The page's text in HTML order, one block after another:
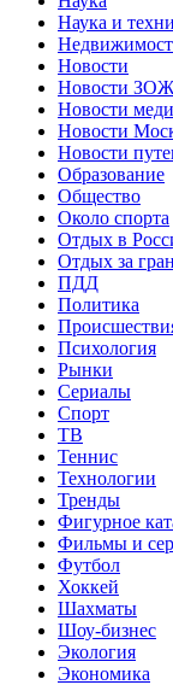
Наука и
Новости
Новости ЗОЖ
Новости
Новости
Новости
Образование
Общество
Около спорта
Отдых в
Отдых за
ПДД
Политика
Психология
Рынки
Сериалы
Спорт
ТВ
Теннис
Технологии
Тренды
Фигурное
Фильмы и
Футбол
Хоккей
Шахматы
Шоу-бизнес
Экология
Экономика